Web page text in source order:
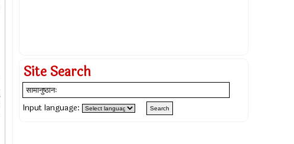
Site Search
Input language: